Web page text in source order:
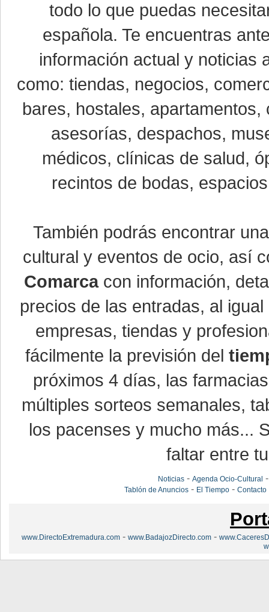
todo lo que puedas
española. Te encuentras
información actual y noticias
como: tiendas, negocios,
bares, hostales,
asesorías, despachos,
médicos, clínicas de salud,
recintos de bodas,
También podrás encontrar
cultural y eventos de ocio, así
Comarcacon información,
precios de las entradas, al
empresas, tiendas y
fácilmente la previsión del
próximos 4 días, las
múltiples sorteos semanales,
los pacenses y mucho más...
faltar entre
Noticias -Agenda Ocio-Cultural
Tablón de Anuncios - El Tiempo -Contacto
www.DirectoExtremadura.com - www.BadajozDirecto.com -